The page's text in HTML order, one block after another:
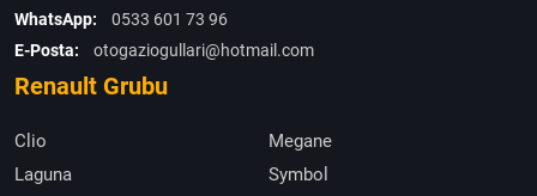
WhatsApp:
0533 601 73 96
E-Posta:
otogaziogullari@hotmail.com
Renault Grubu
Clio
Megane
Laguna
Symbol